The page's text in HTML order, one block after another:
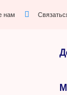
нам